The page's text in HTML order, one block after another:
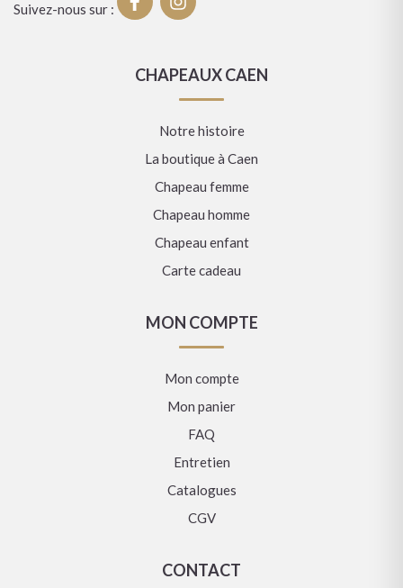
Suivez-nous sur :
CHAPEAUX CAEN
Notre histoire
La boutique à Caen
Chapeau femme
Chapeau homme
Chapeau enfant
Carte cadeau
MON COMPTE
Mon compte
Mon panier
FAQ
Entretien
Catalogues
CGV
CONTACT